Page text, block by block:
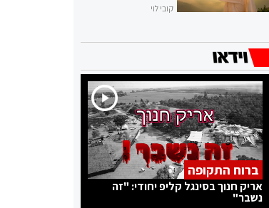
קובי לוי
ברוח התקופה
אריק חנוך בסינגל קליפ יחודי: "זה
נשבר"